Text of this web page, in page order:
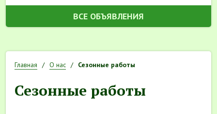
ВСЕ ОБЪЯВЛЕНИЯ
Главная О нас Сезонные работы
Сезонные работы